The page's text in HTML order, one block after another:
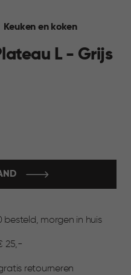
Keuken en koken
L - Grijs
besteld, morgen in huis
25,-
retourneren